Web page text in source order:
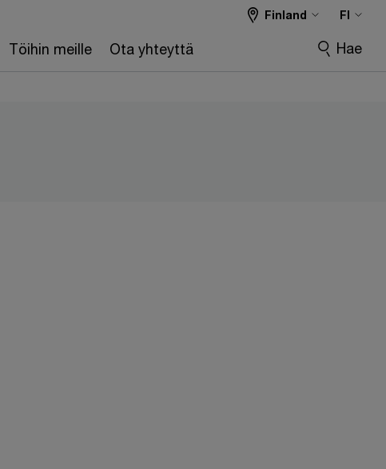
Töihin meille Ota yhteyttä
Finland FI
Hae